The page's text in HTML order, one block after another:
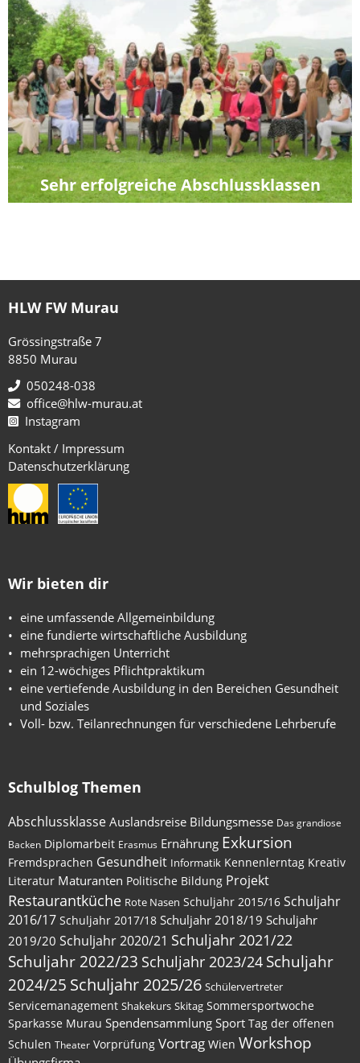
Sehr erfolgreiche Abschlussklassen
HLW FW Murau
Grössingstraße 7
8850 Murau
050248-038
office@hlw-murau.at
Instagram
Kontakt / Impressum
Datenschutzerklärung
Wir bieten dir
eine umfassende Allgemeinbildung
eine fundierte wirtschaftliche Ausbildung
mehrsprachigen Unterricht
ein 12-wöchiges Pflichtpraktikum
eine vertiefende Ausbildung in den Bereichen Gesundheit
und Soziales
Voll- bzw. Teilanrechnungen für verschiedene Lehrberufe
Schulblog Themen
AbschlussklasseAuslandsreise Bildungsmesse Das grandiose
Backen Diplomarbeit Erasmus Ernährung Exkursion
Fremdsprachen Gesundheit Informatik Kennenlerntag Kreativ
Literatur Maturanten Politische Bildung Projekt
Restaurantküche Rote Nasen Schuljahr 2015/16 Schuljahr
2016/17 Schuljahr 2017/18 Schuljahr 2018/19 Schuljahr
2019/20 Schuljahr 2020/21 Schuljahr 2021/22
Schuljahr 2022/23 Schuljahr 2023/24 Schuljahr
2024/25 Schuljahr 2025/26 Schülervertreter
Servicemanagement Shakekurs Skitag Sommersportwoche
Sparkasse Murau Spendensammlung Sport Tag der offenen
Schulen Theater Vorprüfung Vortrag Wien Workshop